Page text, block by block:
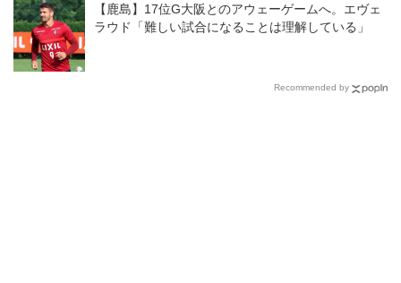
【鹿島】17位G大阪とのアウェーゲームへ。エヴェ
ラウド「難しい試合になることは理解している」
Recommended by